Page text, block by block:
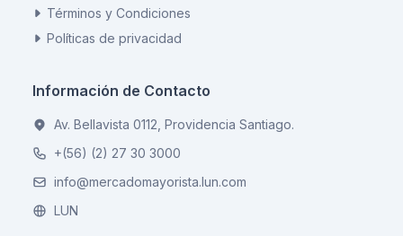
Términos y Condiciones
Políticas de privacidad
Información de Contacto
Av. Bellavista 0112, Providencia Santiago.
+(56) (2) 27 30 3000
info@mercadomayorista.lun.com
LUN